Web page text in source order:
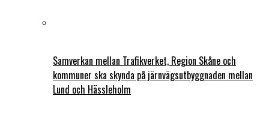
Samverkan mellan Trafikverket, Region Skåne och
kommuner ska skynda på järnvägsutbyggnaden mellan
Lund och Hässleholm